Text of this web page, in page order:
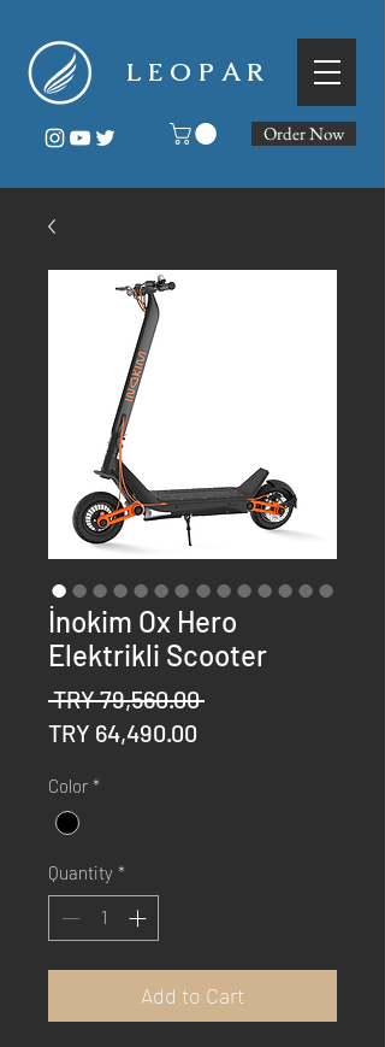
L E O P A R
Order Now
İnokim Ox Hero
Elektrikli Scooter
TRY 79,560.00 Regular
TRY 64,490.00
Color *
Quantity *
Add to Cart